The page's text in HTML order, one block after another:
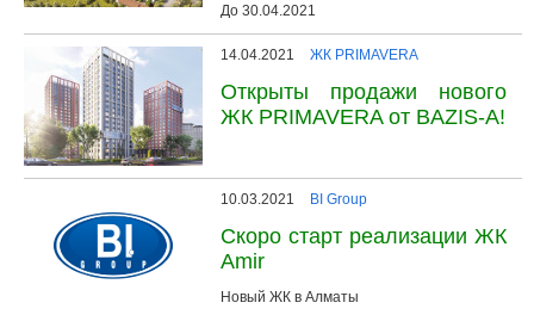
До 30.04.2021
14.04.2021 ЖК PRIMAVERA
Открыты продажи нового
ЖК PRIMAVERA от BAZIS-A!
10.03.2021 BI Group
Скоро старт реализации ЖК
Amir
Новый ЖК в Алматы